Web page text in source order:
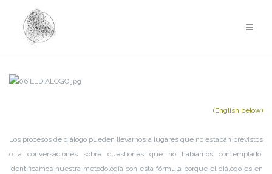
contenido
(English below)
Los procesos de diálogo pueden llevarnos a lugares que no estaban previstos
o a conversaciones sobre cuestiones que no habíamos contemplado.
Identificamos nuestra metodología con esta fórmula porque el diálogo es en